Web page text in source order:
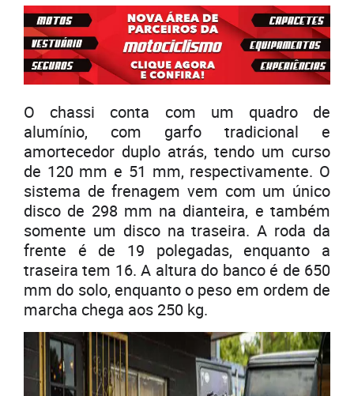
O chassi conta com um quadro de
alumínio, com garfo tradicional e
amortecedor duplo atrás, tendo um curso
de 120 mm e 51 mm, respectivamente. O
sistema de frenagem vem com um único
disco de 298 mm na dianteira, e também
somente um disco na traseira. A roda da
frente é de 19 polegadas, enquanto a
traseira tem 16. A altura do banco é de 650
mm do solo, enquanto o peso em ordem de
marcha chega aos 250 kg.